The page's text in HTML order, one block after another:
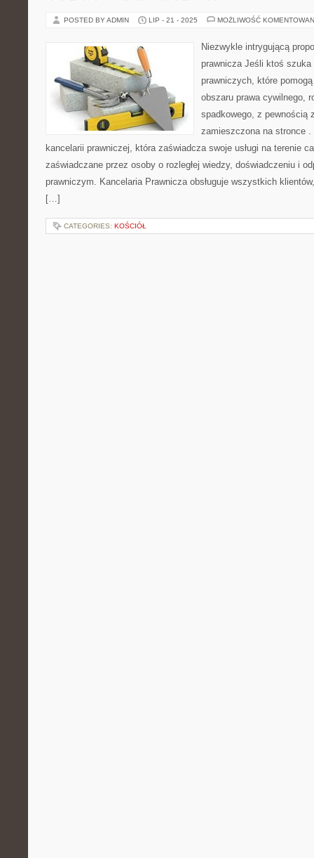
POSTED BY ADMIN LIP - 21 - 2025 MOŻLIWOŚĆ
Niezwykle intrygującą
prawnicza Jeśli ktoś szuka
prawniczych, które
obszaru prawa cywilnego,
spadkowego, z pewnością
zamieszczona na stronce .
kancelarii prawniczej, która zaświadcza swoje usługi na terenie
zaświadczane przez osoby o rozległej wiedzy, doświadczeniu i
prawniczym. Kancelaria Prawnicza obsługuje wszystkich
[…]
CATEGORIES: KOŚCIÓŁ